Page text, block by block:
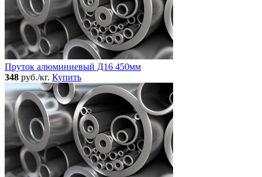
Пруток алюминиевый Д16 450мм
348 руб./кг. Купить